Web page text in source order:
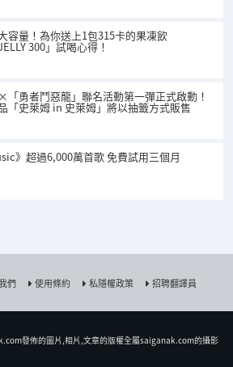
容量！為你送上1包315卡的果凍飲
300」試喝心得！
「勇者鬥惡龍」聯名活動第一彈正式啟動！
「史萊姆 in 史萊姆」將以抽籤方式販售
》超過6,000萬首歌 免費試用三個月
們 使用條約 私隱權政策 招聘翻譯員
發佈的圖片,相片,文章的版權全屬saiganak.com的攝影